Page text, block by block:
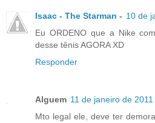
Isaac - The Starman - 10 de
Eu ORDENO que a Nike
desse tênis AGORA XD
Responder
Alguem 11 de janeiro de
Mto legal ele, deve ter